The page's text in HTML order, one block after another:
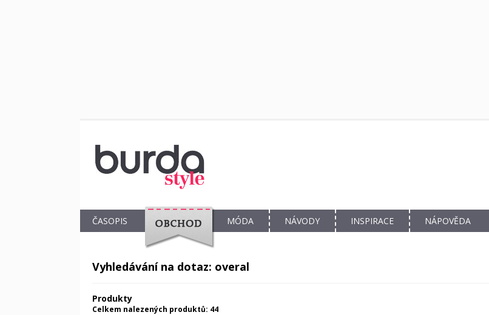
ČASOPIS
OBCHOD
MÓDA NÁVODY INSPIRACE NÁPOVĚDA
Vyhledávání na dotaz: overal
Produkty
Celkem nalezených produktů: 44